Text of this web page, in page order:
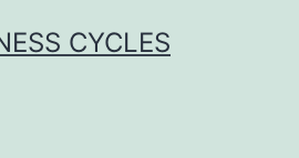
CYCLES